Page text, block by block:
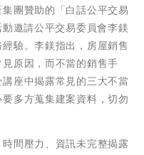
團贊助的「白話公平交易
邀請公平交易委員會李鎂
驗。李鎂指出，房屋銷售
原因，而不當的銷售手
座中揭露常見的三大不當
多方蒐集建案資料，切勿
間壓力、資訊未完整揭露